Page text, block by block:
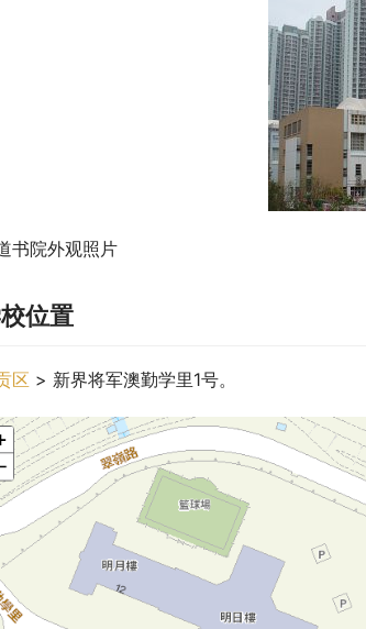
书院外观照片
位置
区 > 新界将军澳勤学里1号。